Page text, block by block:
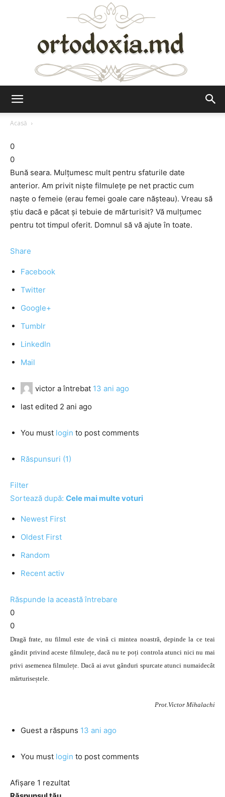
Acasă
0
0
Bună seara. Mulţumesc mult pentru sfaturile date
anterior. Am privit nişte filmuleţe pe net practic cum
naşte o femeie (erau femei goale care năşteau). Vreau să
ştiu dacă e păcat şi tebuie de mărturisit? Vă mulţumec
pentru tot timpul oferit. Domnul să vă ajute în toate.
Share
Facebook
Twitter
Google+
Tumblr
LinkedIn
Mail
victor a întrebat 13 ani ago
last edited 2 ani ago
You must login to post comments
Răspunsuri (1)
Filter
Sortează după: Cele mai multe voturi
Newest First
Oldest First
Random
Recent activ
Răspunde la această întrebare
0
0
Dragă frate, nu filmul este de vină ci mintea noastră, depinde la ce teai
gândit privind aceste filmulețe, dacă nu te poți controla atunci nici nu mai
privi asemenea filmulețe. Dacă ai avut gânduri spurcate atunci numaidecât
mărturiseștele.
Prot.Victor Mihalachi
Guest a răspuns 13 ani ago
You must login to post comments
Afișare 1 rezultat